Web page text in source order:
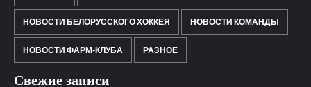
НОВОСТИ БЕЛОРУССКОГО ХОККЕЯ НОВОСТИ КОМАНДЫ
НОВОСТИ ФАРМ-КЛУБА РАЗНОЕ
Свежие записи